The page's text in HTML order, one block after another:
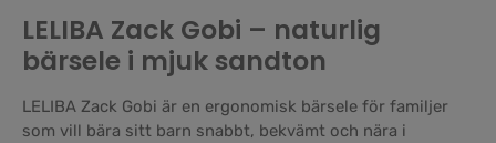
LELIBA Zack Gobi – naturlig
bärsele i mjuk sandton
LELIBA Zack Gobi är en ergonomisk bärsele för familjer
som vill bära sitt barn snabbt, bekvämt och nära i